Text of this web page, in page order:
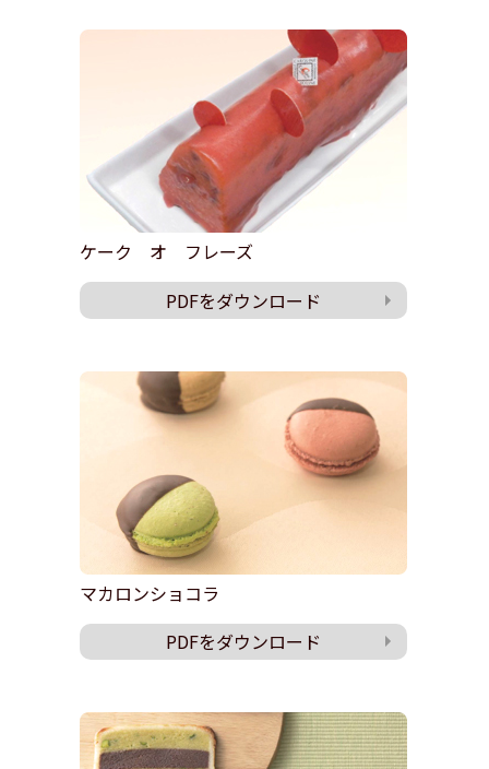
ケーク オ フレーズ
PDFをダウンロード
マカロンショコラ
PDFをダウンロード